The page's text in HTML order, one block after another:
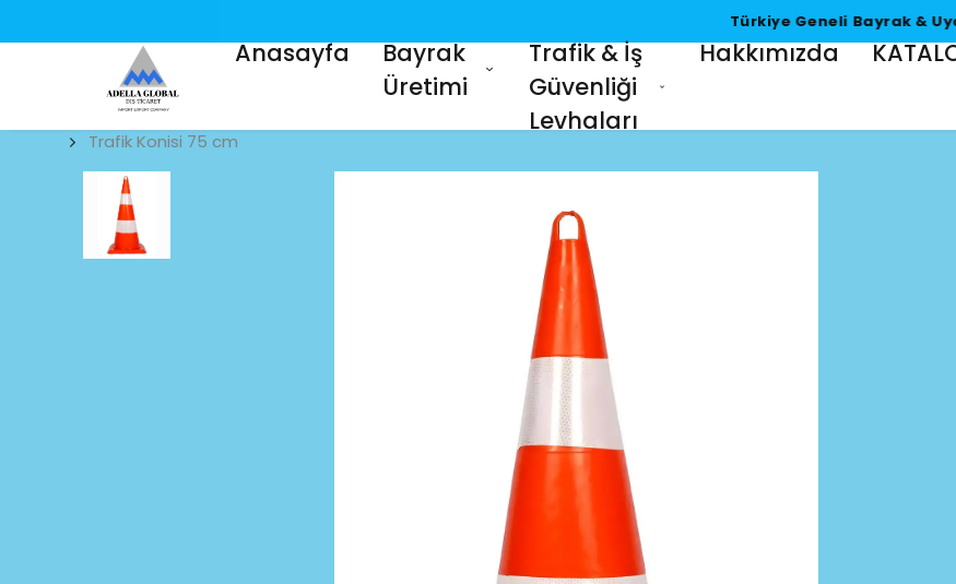
Türkiye Geneli Bayrak & Uyarı ve İkaz Levhası Üretimi
Anasayfa
Bayrak
Üretimi
Trafik & İş
Güvenliği
Levhaları
Hakkımızda
Trafik Konisi 75 cm